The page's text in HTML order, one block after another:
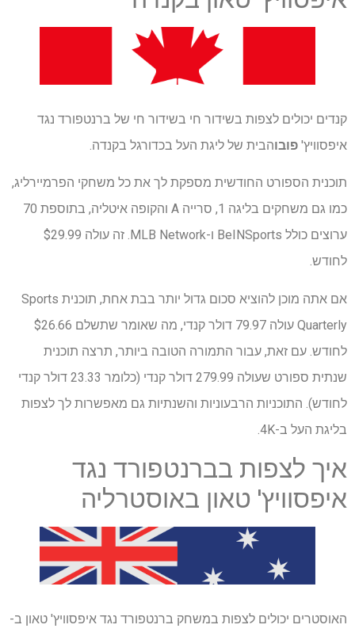
קנדים יכולים לצפות בשידור חי בשידור חי של ברנטפורד נגד
איפסוויץ' פובוהבית של ליגת העל בכדורגל בקנדה.
תוכנית הספורט החודשית מספקת לך את כל משחקי הפרמיירליג,
כמו גם משחקים בליגה 1, סרייה A והקופה איטליה, בתוספת 70
ערוצים כולל BeINSports ו-MLB Network. זה עולה $29.99
לחודש.
אם אתה מוכן להוציא סכום גדול יותר בבת אחת, תוכנית Sports
Quarterly עולה 79.97 דולר קנדי, מה שאומר שתשלם $26.66
לחודש. עם זאת, עבור התמורה הטובה ביותר, תרצה תוכנית
שנתית ספורט שעולה 279.99 דולר קנדי ​​(כלומר 23.33 דולר קנדי ​​
לחודש). התוכניות הרבעוניות והשנתיות גם מאפשרות לך לצפות
בליגת העל ב-4K.
איך לצפות בברנטפורד נגד
איפסוויץ' טאון באוסטרליה
האוסטרים יכולים לצפות במשחק ברנטפורד נגד איפסוויץ' טאון ב-